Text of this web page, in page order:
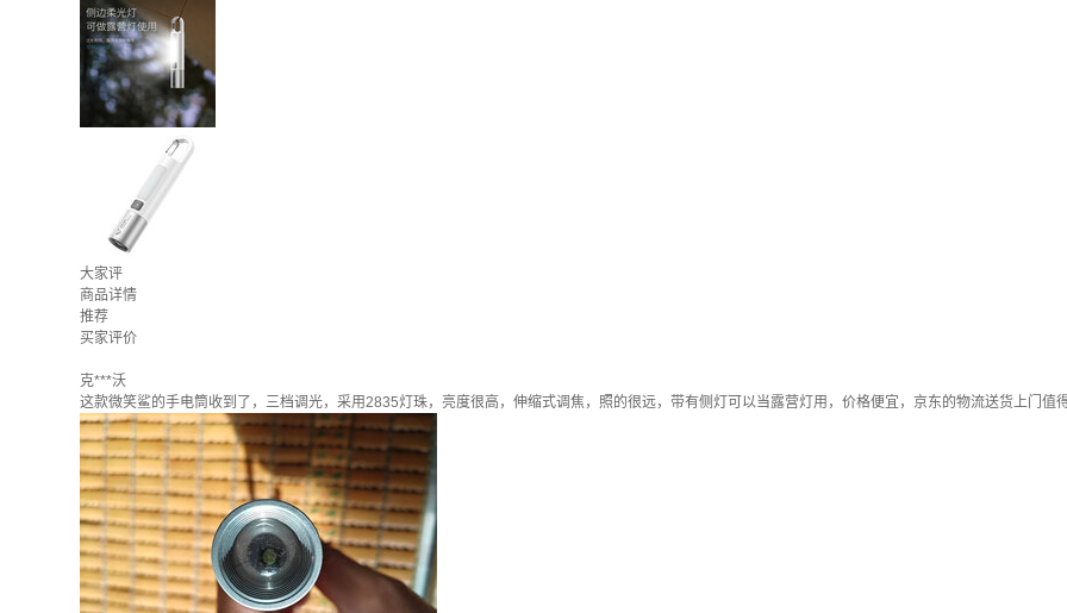
大家评
商品详情
推荐
买家评价
克***沃
这款微笑鲨的手电筒收到了，三档调光，采用2835灯珠，亮度很高，伸缩式调焦，照的很远，带有侧灯可以当露营灯用，价格便宜，京东的物流送货上门值